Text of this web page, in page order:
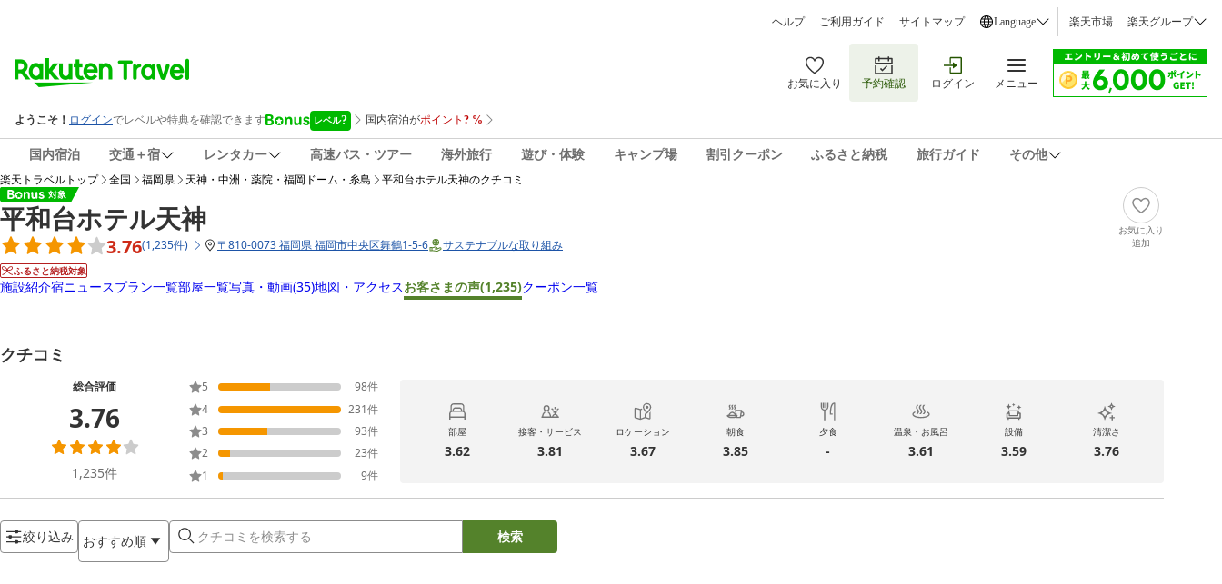
ヘルプ ご利用ガイド サイトマップ Language 楽天市場 楽天グループ
お気に入り 予約確認 ログイン メニュー
国内宿泊 交通＋宿 レンタカー 高速バス・ツアー 海外旅行 遊び・体験 キャンプ場 割引クーポン ふるさと納税 旅行ガイド その他
楽天トラベルトップ 全国 福岡県 天神・中洲・薬院・福岡ドーム・糸島 平和台ホテル天神のクチコミ
平和台ホテル天神
3.76(1,235件) 〒810-0073 福岡県 福岡市中央区舞鶴1-5-6 サステナブルな取り組み
ふるさと納税対象
お気に入り
追加
施設紹介宿ニュースプラン一覧部屋一覧写真・動画(35)地図・アクセスお客さまの声(1,235)クーポン一覧
クチコミ
総合評価
3.76
1,235件
5 98件
4
231件
3
93件
2
23件
1
9件
部屋
3.62
接客・サービス
3.81
ロケーション
3.67
朝食
3.85
夕食
-
温泉・お風呂
3.61
設備
3.59
清潔さ
3.76
絞り込み おすすめ順 検索